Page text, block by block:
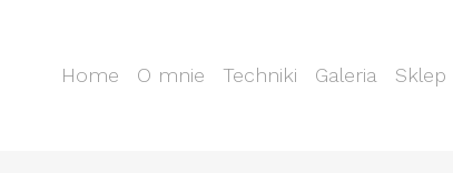
Home O mnie Techniki Galeria Sklep